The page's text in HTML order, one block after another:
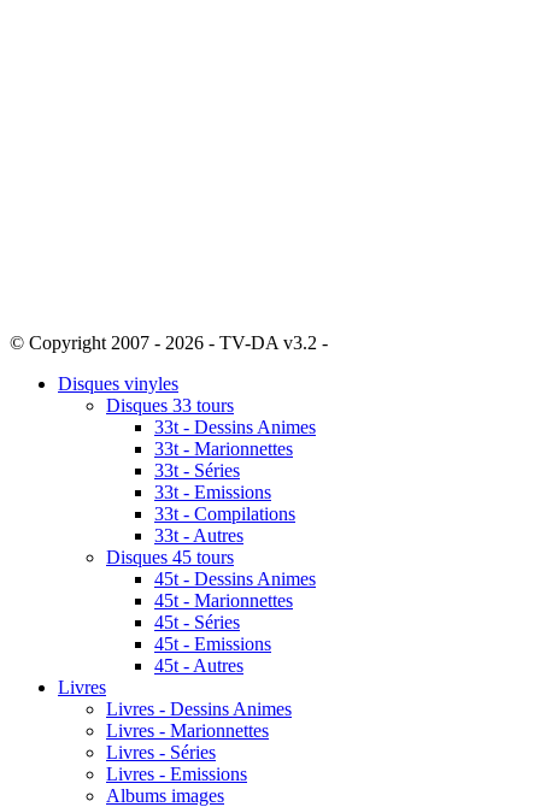
© Copyright 2007 - 2026 - TV-DA v3.2 -
Disques vinyles
Disques 33 tours
33t - Dessins Animes
33t - Marionnettes
33t - Séries
33t - Emissions
33t - Compilations
33t - Autres
Disques 45 tours
45t - Dessins Animes
45t - Marionnettes
45t - Séries
45t - Emissions
45t - Autres
Livres
Livres - Dessins Animes
Livres - Marionnettes
Livres - Séries
Livres - Emissions
Albums images